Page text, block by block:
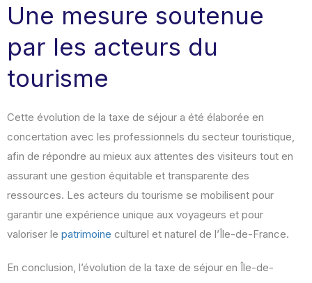
Une mesure soutenue
par les acteurs du
tourisme
Cette évolution de la taxe de séjour a été élaborée en
concertation avec les professionnels du secteur touristique,
afin de répondre au mieux aux attentes des visiteurs tout en
assurant une gestion équitable et transparente des
ressources. Les acteurs du tourisme se mobilisent pour
garantir une expérience unique aux voyageurs et pour
valoriser le patrimoine culturel et naturel de l’Île-de-France.
En conclusion, l’évolution de la taxe de séjour en Île-de-